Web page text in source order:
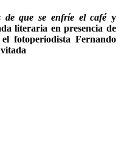
de que se enfríe el caféy
literaria en presencia de
fotoperiodista Fernando